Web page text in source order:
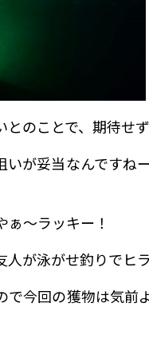
のことで、期待せ
いが妥当なんですね
～ラッキー！
が泳がせ釣りでヒ
今回の獲物は気前